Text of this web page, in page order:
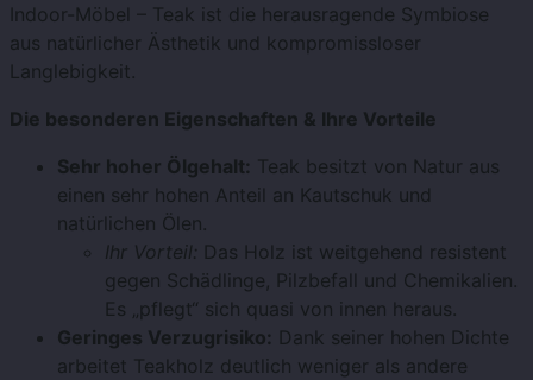
Indoor-Möbel – Teak ist die herausragende Symbiose
aus natürlicher Ästhetik und kompromissloser
Langlebigkeit.
Die besonderen Eigenschaften & Ihre Vorteile
Sehr hoher Ölgehalt: Teak besitzt von Natur aus
einen sehr hohen Anteil an Kautschuk und
natürlichen Ölen.
Ihr Vorteil: Das Holz ist weitgehend resistent
gegen Schädlinge, Pilzbefall und Chemikalien.
Es „pflegt“ sich quasi von innen heraus.
Geringes Verzugrisiko: Dank seiner hohen Dichte
arbeitet Teakholz deutlich weniger als andere